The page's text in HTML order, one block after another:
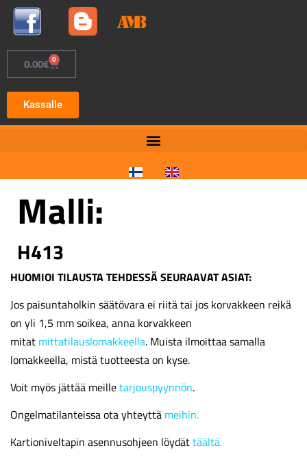
0.00€ 0
Kassalle
Malli:
H413
HUOMIOI TILAUSTA TEHDESSÄ SEURAAVAT ASIAT:
Jos paisuntaholkin säätövara ei riitä tai jos korvakkeen reikä
on yli 1,5 mm soikea, anna korvakkeen
mitat mittatilauslomakkeella. Muista ilmoittaa samalla
lomakkeella, mistä tuotteesta on kyse.
Voit myös jättää meilletarjouspyynnön.
Ongelmatilanteissa ota yhteyttä meihin.
Kartioniveltapin asennusohjeen löydättäältä.